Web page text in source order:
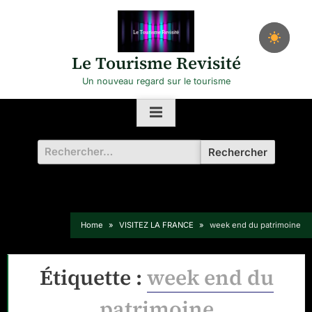
Le Tourisme Revisité
Un nouveau regard sur le tourisme
Rechercher :
Home VISITEZ LA FRANCE week end du patrimoine
Étiquette : week end du